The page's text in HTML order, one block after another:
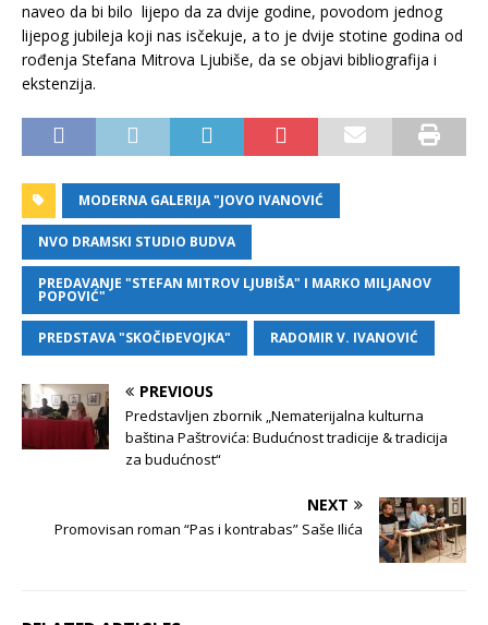
naveo da bi bilo lijepo da za dvije godine, povodom jednog
lijepog jubileja koji nas isčekuje, a to je dvije stotine godina od
rođenja Stefana Mitrova Ljubiše, da se objavi bibliografija i
ekstenzija.
MODERNA GALERIJA "JOVO IVANOVIĆ
NVO DRAMSKI STUDIO BUDVA
PREDAVANJE "STEFAN MITROV LJUBIŠA" I MARKO MILJANOV
POPOVIĆ"
PREDSTAVA "SKOČIĐEVOJKA" RADOMIR V. IVANOVIĆ
PREVIOUS
Predstavljen zbornik „Nematerijalna kulturna
baština Paštrovića: Budućnost tradicije & tradicija
za budućnost“
NEXT
Promovisan roman “Pas i kontrabas” Saše Ilića